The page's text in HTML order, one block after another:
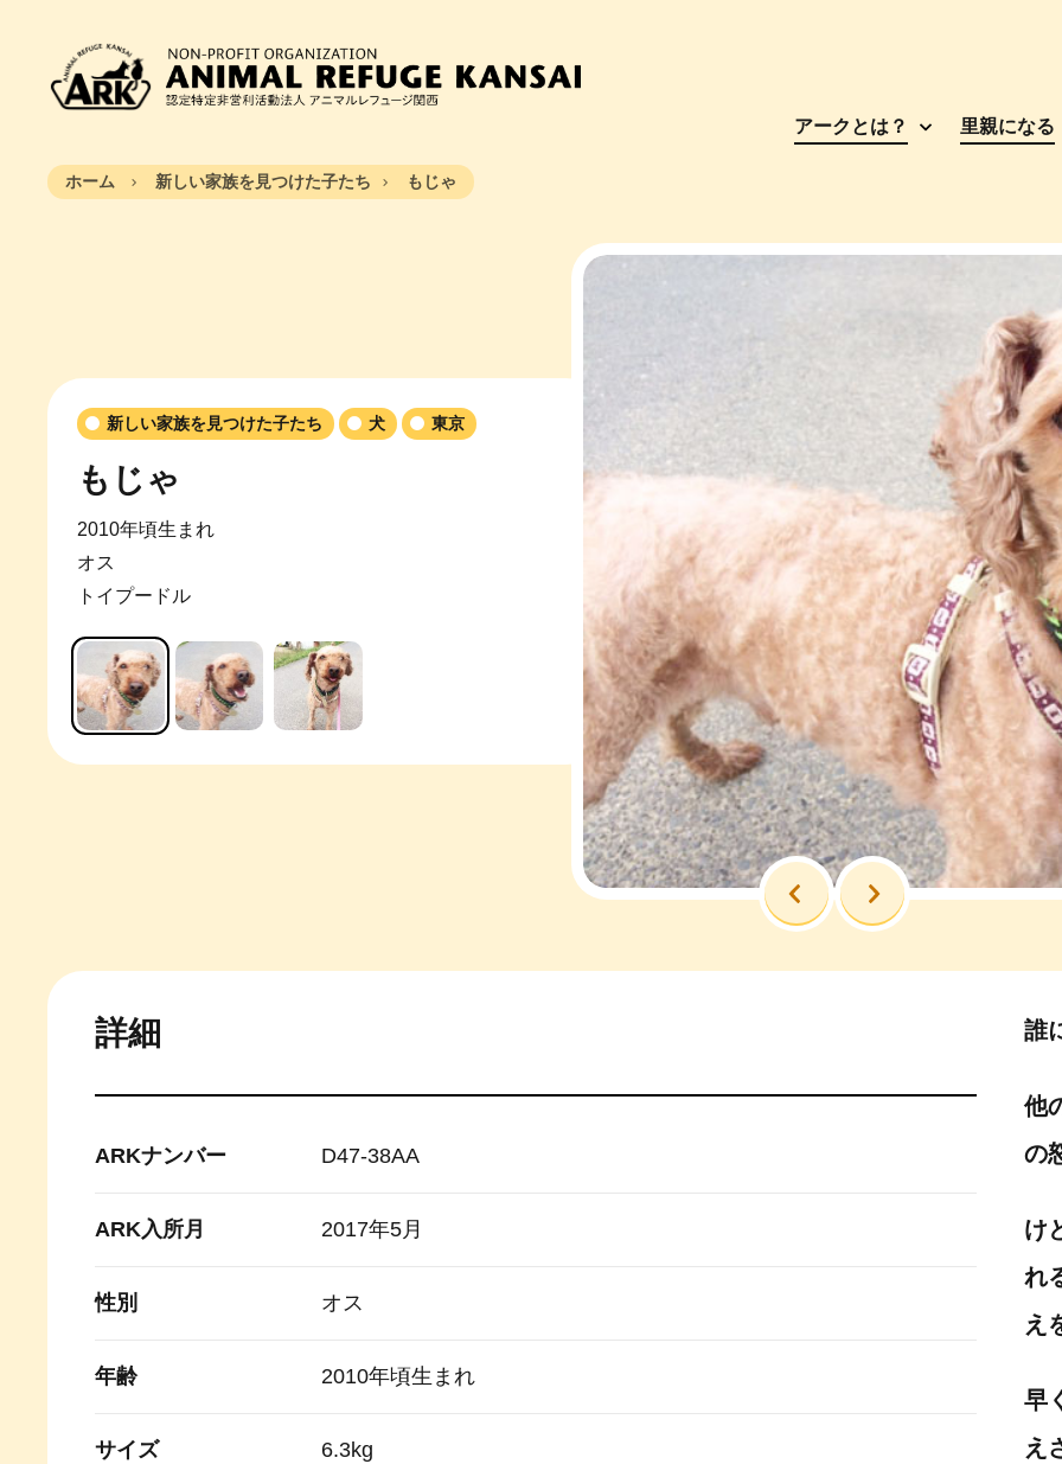
アークとは？ 里親になる
ホーム 新しい家族を見つけた子たち もじゃ
新しい家族を見つけた子たち 犬 東京
もじゃ
2010年頃生まれ
オス
トイプードル
前へ 次へ
詳細
ARKナンバー D47-38AA
ARK入所月 2017年5月
性別 オス
年齢 2010年頃生まれ
サイズ 6.3kg
誰
他
の
け
れ
え
早
え